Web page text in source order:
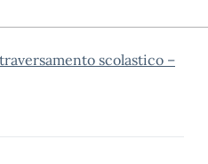
scolastico –